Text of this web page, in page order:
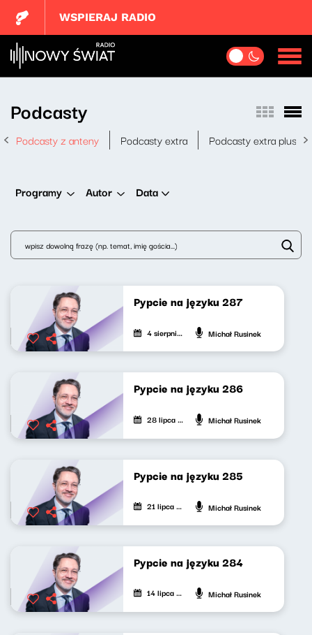
WSPIERAJ RADIO
Podcasty
Podcasty z anteny Podcasty extra Podcasty extra plus
Programy Autor Data
Pypcie na języku 287
4 sierpnia 2026 Michał Rusinek
Pypcie na języku 286
28 lipca 2026 Michał Rusinek
Pypcie na języku 285
21 lipca 2026 Michał Rusinek
Pypcie na języku 284
14 lipca 2026 Michał Rusinek